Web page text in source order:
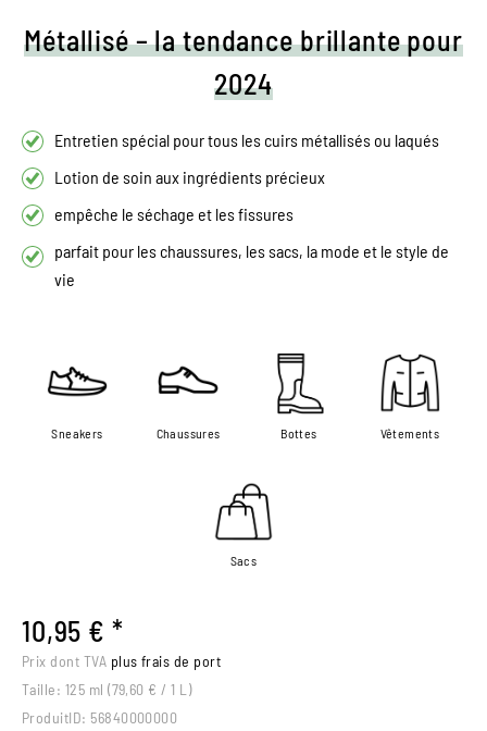
Métallisé – la tendance brillante pour
2024
Entretien spécial pour tous les cuirs métallisés ou laqués
Lotion de soin aux ingrédients précieux
empêche le séchage et les fissures
parfait pour les chaussures, les sacs, la mode et le style de
vie
Sneakers Chaussures Bottes Vêtements
Sacs
10,95 € *
Prix dont TVA plus frais de port
Taille: 125 ml (79,60 € / 1 L)
ProduitID: 56840000000